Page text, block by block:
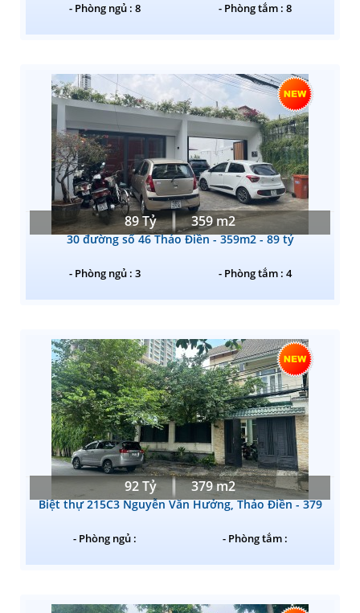
- Phòng ngủ : 8 - Phòng tắm : 8
89 Tỷ 359 m2
30 đường số 46 Thảo Điền - 359m2 - 89 tỷ
- Phòng ngủ : 3 - Phòng tắm : 4
92 Tỷ 379 m2
Biệt thự 215C3 Nguyễn Văn Hưởng, Thảo Điền - 379
- Phòng ngủ : - Phòng tắm :